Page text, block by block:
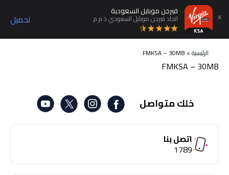
تحميل
فيرجن موبايل السعودية
اتحاد فيرجن موبايل السعودي ذ م م
الرئيسية>
FMKSA – 30MB
FMKSA – 30MB
خلك متواصل
اتصل بنا
1789